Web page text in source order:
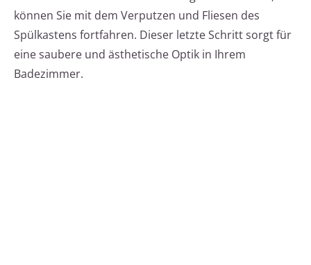
können Sie mit dem Verputzen und Fliesen des
Spülkastens fortfahren. Dieser letzte Schritt sorgt für
eine saubere und ästhetische Optik in Ihrem
Badezimmer.